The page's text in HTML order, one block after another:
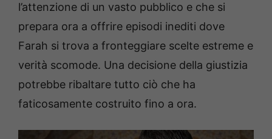
l’attenzione di un vasto pubblico e che si
prepara ora a offrire episodi inediti dove
Farah si trova a fronteggiare scelte estreme e
verità scomode. Una decisione della giustizia
potrebbe ribaltare tutto ciò che ha
faticosamente costruito fino a ora.